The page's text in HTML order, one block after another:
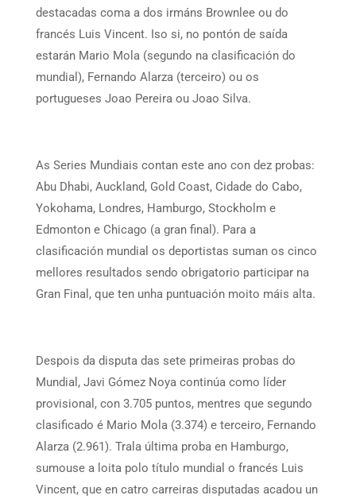
destacadas coma a dos irmáns Brownlee ou do
francés Luis Vincent. Iso si, no pontón de saída
estarán Mario Mola (segundo na clasificación do
mundial), Fernando Alarza (terceiro) ou os
portugueses Joao Pereira ou Joao Silva.
As Series Mundiais contan este ano con dez probas:
Abu Dhabi, Auckland, Gold Coast, Cidade do Cabo,
Yokohama, Londres, Hamburgo, Stockholm e
Edmonton e Chicago (a gran final). Para a
clasificación mundial os deportistas suman os cinco
mellores resultados sendo obrigatorio participar na
Gran Final, que ten unha puntuación moito máis alta.
Despois da disputa das sete primeiras probas do
Mundial, Javi Gómez Noya continúa como líder
provisional, con 3.705 puntos, mentres que segundo
clasificado é Mario Mola (3.374) e terceiro, Fernando
Alarza (2.961). Trala última proba en Hamburgo,
sumouse a loita polo título mundial o francés Luis
Vincent, que en catro carreiras disputadas acadou un